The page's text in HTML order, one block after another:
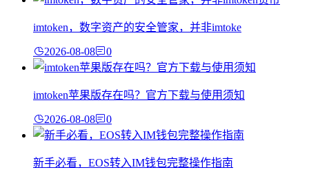
imtoken，数字资产的安全管家，并非imtoke
2026-08-08 0
imtoken苹果版存在吗？官方下载与使用须知
2026-08-08 0
新手必看，EOS转入IM钱包完整操作指南